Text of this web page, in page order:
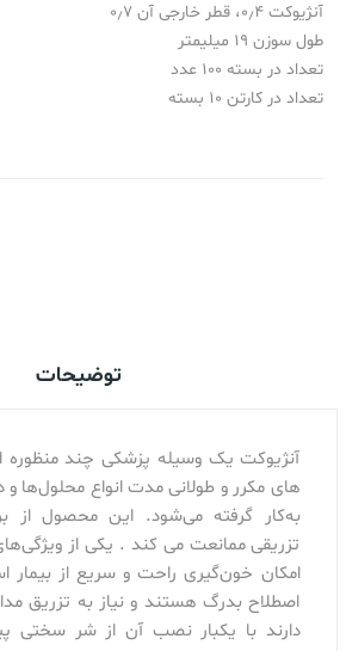
آنژیوکت ۰٫۴، قطر خارجی آن ۰٫۷
طول سوزن ۱۹ میلیمتر
تعداد در بسته 100 عدد
تعداد در کارتن 10 بسته
توضیحات
آنژیوکت یک وسیله پزشکی چند منظوره
های مکرر و طولانی مدت انواع محلول‌ها و
به‌کار گرفته می‌شود. این محصول از
تزریقی ممانعت می کند . یکی از
امکان خون‌گیری راحت و سریع از بیمار
اصطلاح بدرگ هستند و نیاز به تزریق
دارند با یکبار نصب آن از شر سختی